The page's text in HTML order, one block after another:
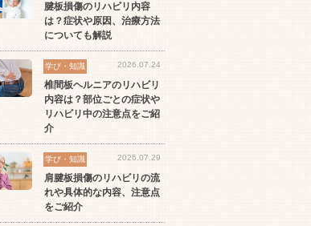
セラピスト
世の中の需要の高まりとと
もに増加傾向の「介護施
設」求人をご紹介！
セラピスト
ワークライフバランス重視
派の方へ！なぜ120日が基
準？数え方も解説
腱板損傷のリハビリ内容
は？症状や原因、治療方法
についても解説
学び・知識 2026.07.24
椎間板ヘルニアのリハビリ
内容は？部位ごとの症状や
リハビリ中の注意点をご紹
介
学び・知識 2026.07.29
肩腱板損傷のリハビリの流
れや具体的な内容、注意点
をご紹介